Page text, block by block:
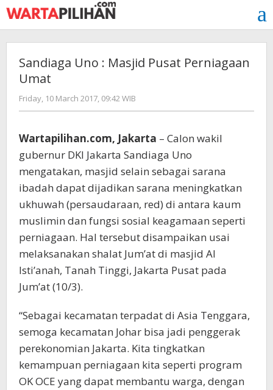
Skip
to
content
Sandiaga Uno : Masjid Pusat Perniagaan
Umat
Friday, 10 March 2017, 09:42 WIB
redaksi
Wartapilihan.com, Jakarta – Calon wakil
gubernur DKI Jakarta Sandiaga Uno
mengatakan, masjid selain sebagai sarana
ibadah dapat dijadikan sarana meningkatkan
ukhuwah (persaudaraan, red) di antara kaum
muslimin dan fungsi sosial keagamaan seperti
perniagaan. Hal tersebut disampaikan usai
melaksanakan shalat Jum’at di masjid Al
Isti’anah, Tanah Tinggi, Jakarta Pusat pada
Jum’at (10/3).
“Sebagai kecamatan terpadat di Asia Tenggara,
semoga kecamatan Johar bisa jadi penggerak
perekonomian Jakarta. Kita tingkatkan
kemampuan perniagaan kita seperti program
OK OCE yang dapat membantu warga, dengan